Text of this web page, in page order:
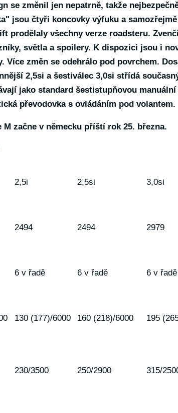
se změnil jen nepatrně, takže
jsou čtyři koncovky výfuku a
prodělaly všechny verze roadsteru.
světla a spoilery. K dispozici jsou i
Více změn se odehrálo pod povrchem.
2,5si a šestiválec 3,0si střídá
jako standard šestistupňovou
převodovka s ovládáním pod volantem.
začne v německu příští rok 25. března.
2,5i 2,5si 3,0si
2494 2494 2979
6 v řadě 6 v řadě 6 v řadě
130 (177)/6000 160 (218)/6000 195
230/3500 250/2900 315/